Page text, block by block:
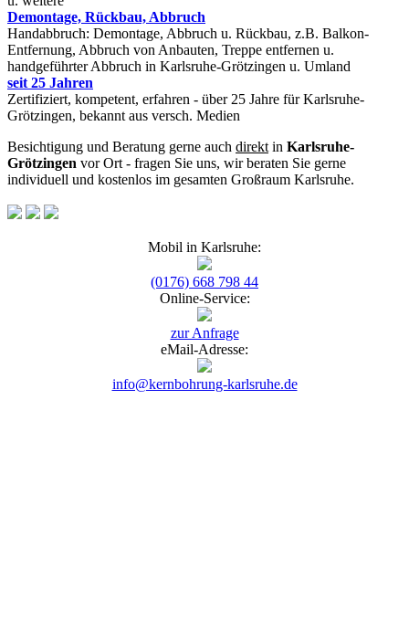
Demontage, Rückbau, Abbruch
Handabbruch: Demontage, Abbruch u. Rückbau, z.B. Balkon-
Entfernung, Abbruch von Anbauten, Treppe entfernen u.
handgeführter Abbruch in Karlsruhe-Grötzingen u. Umland
seit 25 Jahren
Zertifiziert, kompetent, erfahren - über 25 Jahre für Karlsruhe-
Grötzingen, bekannt aus versch. Medien
Besichtigung und Beratung gerne auch direkt in Karlsruhe-
Grötzingen vor Ort - fragen Sie uns, wir beraten Sie gerne
individuell und kostenlos im gesamten Großraum Karlsruhe.
Mobil in Karlsruhe:
(0176) 668 798 44
Online-Service:
zur Anfrage
eMail-Adresse:
info@kernbohrung-karlsruhe.de